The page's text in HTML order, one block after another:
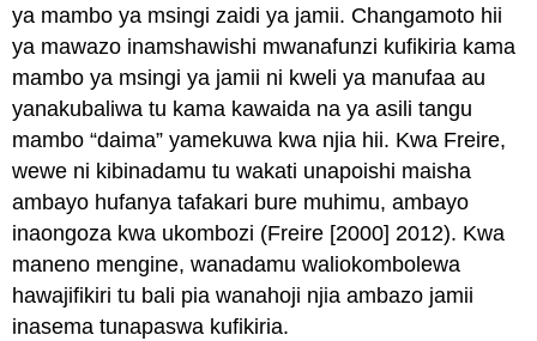
ya mambo ya msingi zaidi ya jamii. Changamoto hii
ya mawazo inamshawishi mwanafunzi kufikiria kama
mambo ya msingi ya jamii ni kweli ya manufaa au
yanakubaliwa tu kama kawaida na ya asili tangu
mambo “daima” yamekuwa kwa njia hii. Kwa Freire,
wewe ni kibinadamu tu wakati unapoishi maisha
ambayo hufanya tafakari bure muhimu, ambayo
inaongoza kwa ukombozi (Freire [2000] 2012). Kwa
maneno mengine, wanadamu waliokombolewa
hawajifikiri tu bali pia wanahoji njia ambazo jamii
inasema tunapaswa kufikiria.